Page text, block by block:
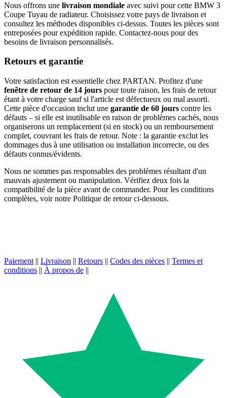
Nous offrons une livraison mondiale avec suivi pour cette BMW 3
Coupe Tuyau de radiateur. Choisissez votre pays de livraison et
consultez les méthodes disponibles ci-dessus. Toutes les pièces sont
entreposées pour expédition rapide. Contactez-nous pour des
besoins de livraison personnalisés.
Retours et garantie
Votre satisfaction est essentielle chez PARTAN. Profitez d'une
fenêtre de retour de 14 jours pour toute raison, les frais de retour
étant à votre charge sauf si l'article est défectueux ou mal assorti.
Cette pièce d'occasion inclut une garantie de 60 jours contre les
défauts – si elle est inutilisable en raison de problèmes cachés, nous
organiserons un remplacement (si en stock) ou un remboursement
complet, couvrant les frais de retour. Note : la garantie exclut les
dommages dus à une utilisation ou installation incorrecte, ou des
défauts connus/évidents.
Nous ne sommes pas responsables des problèmes résultant d'un
mauvais ajustement ou manipulation. Vérifiez deux fois la
compatibilité de la pièce avant de commander. Pour les conditions
complètes, voir notre Politique de retour ci-dessous.
Paiement || Livraison || Retours || Codes des pièces || Termes et
conditions || À propos de ||